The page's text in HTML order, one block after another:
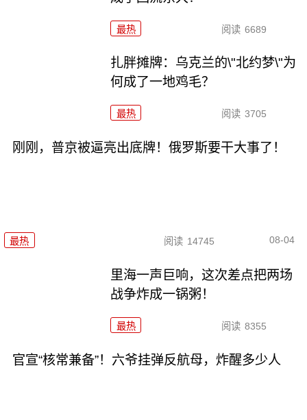
最热 阅读 6689
扎胖摊牌：乌克兰的\"北约梦\"为
何成了一地鸡毛？
最热 阅读 3705
刚刚，普京被逼亮出底牌！俄罗斯要干大事了！
最热 阅读 14745 08-04
里海一声巨响，这次差点把两场
战争炸成一锅粥！
最热 阅读 8355
官宣“核常兼备”！六爷挂弹反航母，炸醒多少人